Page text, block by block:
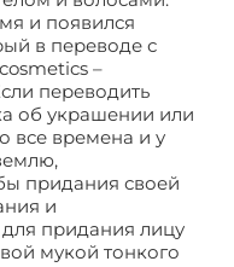
и появился
в переводе с
–
переводить
об украшении или
все времена и у
придания своей
и
придания лицу
мукой тонкого